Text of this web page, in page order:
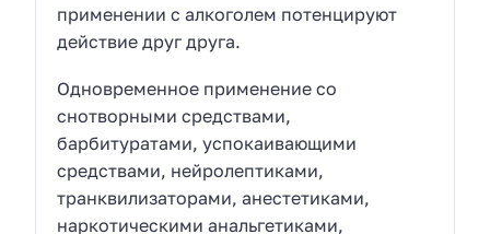
применении с алкоголем потенцируют
действие друг друга.
Одновременное применение со
снотворными средствами,
барбитуратами, успокаивающими
средствами, нейролептиками,
транквилизаторами, анестетиками,
наркотическими анальгетиками,